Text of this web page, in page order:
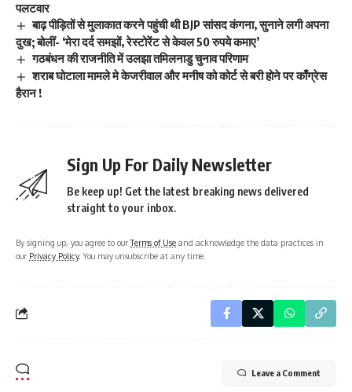
पलटवार
बाढ़ पीड़ितों से मुलाकात करने पहुंची थी BJP सांसद कंगना, सुनाने लगी अपना
दुख; बोलीं- ‘मेरा दर्द समझों, रेस्टोरेंट से केवल 50 रुपये कमाए’
गठबंधन की राजनीति में उलझा तमिलनाडु चुनाव परिणाम
शराब घोटाला मामले मे केजरीवाल और मनीष को कोर्ट से बरी होने पर काँग्रेस
हैरान !
Sign Up For Daily Newsletter
Be keep up! Get the latest breaking news delivered
straight to your inbox.
By signing up, you agree to ourTerms of Use and acknowledge the data practices in
our Privacy Policy. You may unsubscribe at any time.
Leave a Comment